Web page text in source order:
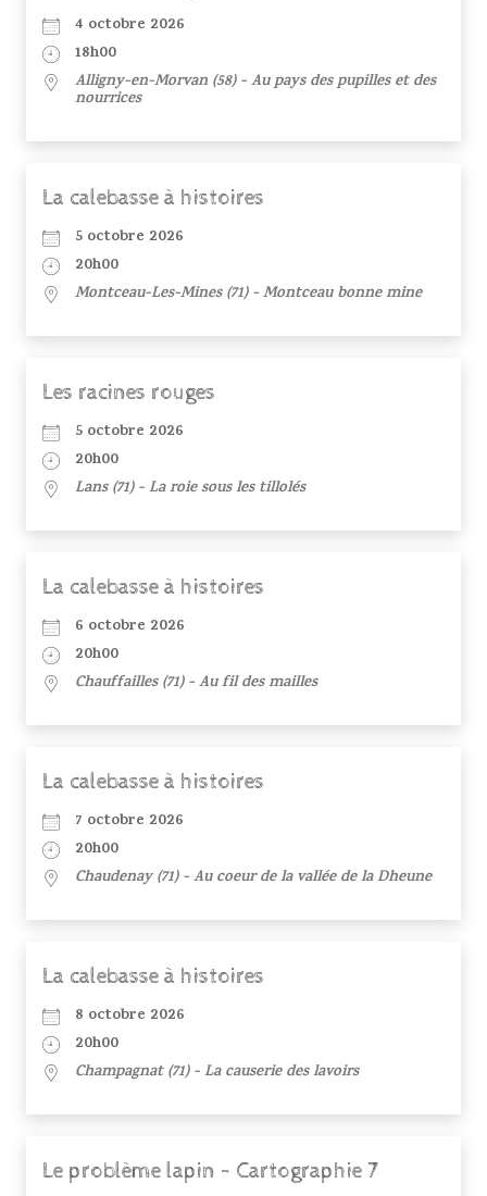
4 octobre 2026
18h00
Alligny-en-Morvan (58) - Au pays des pupilles et des
nourrices
La calebasse à histoires
5 octobre 2026
20h00
Montceau-Les-Mines (71) - Montceau bonne mine
Les racines rouges
5 octobre 2026
20h00
Lans (71) - La roie sous les tillolés
La calebasse à histoires
6 octobre 2026
20h00
Chauffailles (71) - Au fil des mailles
La calebasse à histoires
7 octobre 2026
20h00
Chaudenay (71) - Au coeur de la vallée de la Dheune
La calebasse à histoires
8 octobre 2026
20h00
Champagnat (71) - La causerie des lavoirs
Le problème lapin - Cartographie 7